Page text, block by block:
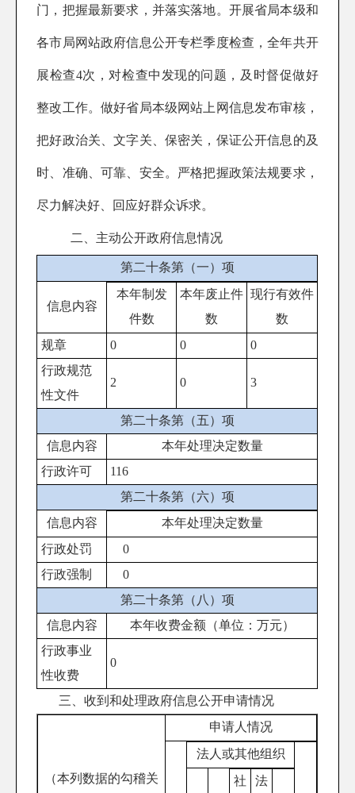
门，把握最新要求，并落实落地。开展省局本级和
各市局网站政府信息公开专栏季度检查，全年共开
展检查4次，对检查中发现的问题，及时督促做好
整改工作。做好省局本级网站上网信息发布审核，
把好政治关、文字关、保密关，保证公开信息的及
时、准确、可靠、安全。 严格把握政策法规要求，
尽力解决好、回应好群众诉求。
二、主动公开政府信息情况
第二十条第（一）项
信息内容
本年制发
件数
本年废止件
数
现行有效件
数
规章
0 0
0
行政规范
性文件
2 0 3
第二十条第（五）项
信息内容
本年处理决定数量
行政许可
116
第二十条第（六）项
信息内容
本年处理决定数量
行政处罚
0
行政强制
0
第二十条第（八）项
信息内容
本年收费金额（单位：万元）
行政事业
性收费
0
三、收到和处理政府信息公开申请情况
（本列数据的勾稽关
申请人情况
法人或其他组织
社
法